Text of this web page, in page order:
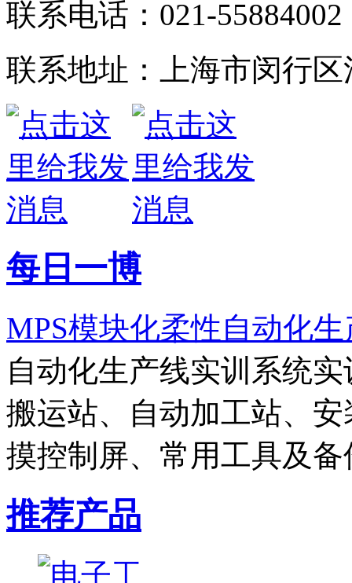
联系电话：021-55884002
联系地址：上海市闵行区
每日一博
MPS模块化柔性自动化
自动化生产线实训系统
搬运站、自动加工站、
摸控制屏、常用工具及
推荐产品